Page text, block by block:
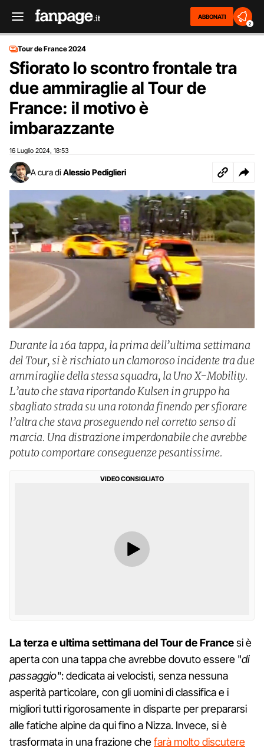
ABBONATI
2
Tour de France 2024
Sfiorato lo scontro frontale tra
due ammiraglie al Tour de
France: il motivo è
imbarazzante
16 Luglio 2024 18:53
A cura di Alessio Pediglieri
Durante la 16a tappa, la prima dell’ultima settimana
del Tour, si è rischiato un clamoroso incidente tra due
ammiraglie della stessa squadra, la Uno X-Mobility.
L’auto che stava riportando Kulsen in gruppo ha
sbagliato strada su una rotonda finendo per sfiorare
l’altra che stava proseguendo nel corretto senso di
marcia. Una distrazione imperdonabile che avrebbe
potuto comportare conseguenze pesantissime.
VIDEO CONSIGLIATO
La terza e ultima settimana del Tour de Francesi è
aperta con una tappa che avrebbe dovuto essere "di
passaggio": dedicata ai velocisti, senza nessuna
asperità particolare, con gli uomini di classifica e i
migliori tutti rigorosamente in disparte per prepararsi
alle fatiche alpine da qui fino a Nizza. Invece, si è
trasformata in una frazione chefarà molto discutere